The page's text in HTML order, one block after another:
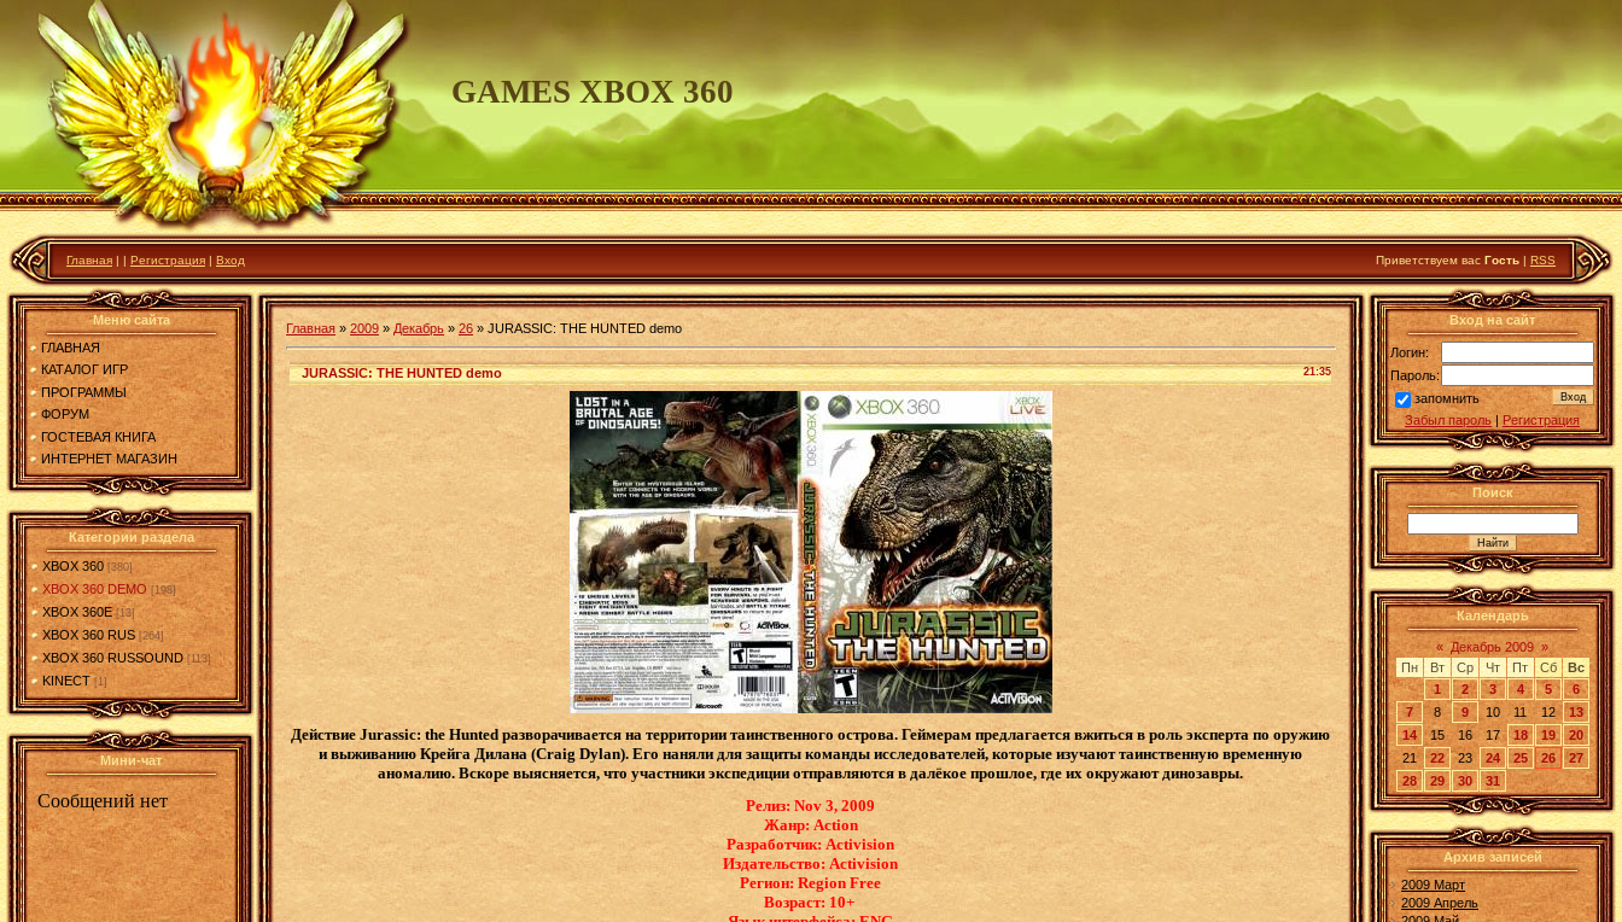
GAMES XBOX 360
Главная | | Регистрация | Вход Приветствуем вас Гость | RSS
Меню сайта
ГЛАВНАЯ
КАТАЛОГ ИГР
ПРОГРАММЫ
ФОРУМ
ГОСТЕВАЯ КНИГА
ИНТЕРНЕТ МАГАЗИН
Категории раздела
XBOX 360 [380]
XBOX 360 DEMO [198]
XBOX 360E [13]
XBOX 360 RUS [264]
XBOX 360 RUSSOUND [113]
KINECT [1]
Мини-чат
Главная » 2009 » Декабрь » 26 » JURASSIC: THE HUNTED demo
21:35
JURASSIC: THE HUNTED demo
Действие Jurassic: the Hunted разворачивается на территории таинственного острова. Геймерам предлагается вжиться в роль эксперта по оружию
и выживанию Крейга Дилана (Craig Dylan). Его наняли для защиты команды исследователей, которые изучают таинственную временную
аномалию. Вскоре выясняется, что участники экспедиции отправляются в далёкое прошлое, где их окружают динозавры.
Релиз: Nov 3, 2009
Жанр: Action
Разработчик: Activision
Издательство: Activision
Регион: Region Free
Возраст: 10+
Вход на сайт
Логин:
Пароль:
запомнить
Забыл пароль | Регистрация
Поиск
Календарь
« Декабрь 2009 »
Пн
Вт Ср Чт Пт Сб
Вс
1
2 3 4 5
6
7
8 9 10 11 12
13
14
15 16 17 18 19
20
21
22 23 24 25 26
27
28
29 30 31
Архив записей
2009 Март
2009 Апрель